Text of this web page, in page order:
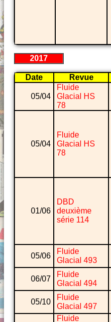
2017
Date Revue
05/04
Fluide
Glacial HS
78
05/04
Fluide
Glacial HS
78
01/06
DBD
deuxième
série 114
05/06
Fluide
Glacial 493
06/07
Fluide
Glacial 494
05/10
Fluide
Glacial 497
Fluide